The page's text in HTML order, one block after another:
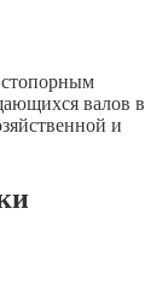
валов в
и